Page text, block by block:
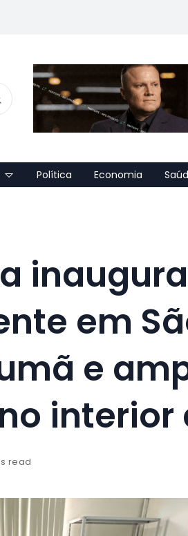
Política Economia
inaugura
em
e
interior
read